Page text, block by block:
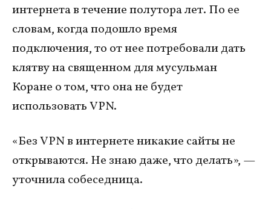
интернета в течение полутора лет. По ее
словам, когда подошло время
подключения, то от нее потребовали дать
клятву на священном для мусульман
Коране о том, что она не будет
использовать VPN.
«Без VPN в интернете никакие сайты не
открываются. Не знаю даже, что делать», —
уточнила собеседница.